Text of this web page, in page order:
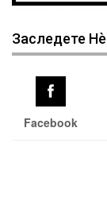
Заследете Нѐ
Facebook